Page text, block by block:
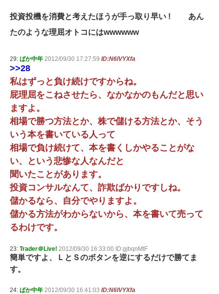
投資投機を消費と考えたほうが手っ取り早い ! あん
たのような理屈オトコにはwwwwww
29: ばか中年 2012/09/30 17:27:59 ID:N6lVYXfa
>>28
私はずっと負け続けですからね。
屁理屈をこねさせたら、なかなかのもんだと思い
ますよ。
相場で勝つ方法とか、株で儲ける方法とか、そう
いう本を書いている人って
相場で負け続けて、本を書くしかやることがな
い、という悲惨な人なんだと
聞いたことがあります。
投資コンサルなんて、詐欺ばかりですしね。
儲かるなら、自分でやりますよ。
儲かる方法がわからないから、本を書いて売って
るわけです。
23: Trader＠Live! 2012/09/30 16:33:00 ID:gjbqnMtF
簡単ですよ、ＬとＳのボタンを逆にするだけで勝てま
す。
24: ばか中年 2012/09/30 16:41:03 ID:N6lVYXfa